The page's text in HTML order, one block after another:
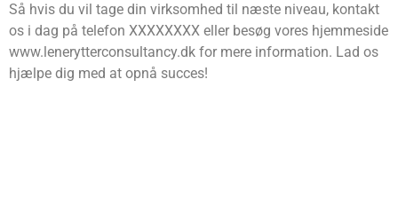
Så hvis du vil tage din virksomhed til næste niveau, kontakt
os i dag på telefon XXXXXXXX eller besøg vores hjemmeside
www.lenerytterconsultancy.dk for mere information. Lad os
hjælpe dig med at opnå succes!